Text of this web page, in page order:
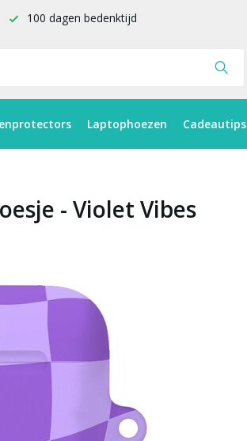
100 dagen bedenktijd
Laptophoezen Cadeautips
- Violet Vibes